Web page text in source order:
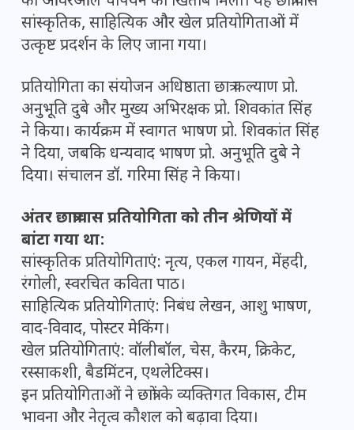
सांस्कृतिक, साहित्यिक और खेल प्रतियोगिताओं में
उत्कृष्ट प्रदर्शन के लिए जाना गया।
प्रतियोगिता का संयोजन अधिष्ठाता छात्र कल्याण प्रो.
अनुभूति दुबे और मुख्य अभिरक्षक प्रो. शिवकांत सिंह
ने किया। कार्यक्रम में स्वागत भाषण प्रो. शिवकांत सिंह
ने दिया, जबकि धन्यवाद भाषण प्रो. अनुभूति दुबे ने
दिया। संचालन डॉ. गरिमा सिंह ने किया।
अंतर छात्रावास प्रतियोगिता को तीन श्रेणियों में
बांटा गया था:
सांस्कृतिक प्रतियोगिताएं: नृत्य, एकल गायन, मेंहदी,
रंगोली, स्वरचित कविता पाठ।
साहित्यिक प्रतियोगिताएं: निबंध लेखन, आशु भाषण,
वाद-विवाद, पोस्टर मेकिंग।
खेल प्रतियोगिताएं: वॉलीबॉल, चेस, कैरम, क्रिकेट,
रस्साकशी, बैडमिंटन, एथलेटिक्स।
इन प्रतियोगिताओं ने छात्रों के व्यक्तिगत विकास, टीम
भावना और नेतृत्व कौशल को बढ़ावा दिया।